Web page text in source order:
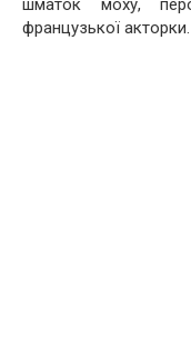
шматок моху,
французької акторки.